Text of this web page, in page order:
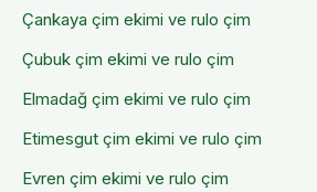
Çankaya çim ekimi ve rulo çim
Çubuk çim ekimi ve rulo çim
Elmadağ çim ekimi ve rulo çim
Etimesgut çim ekimi ve rulo çim
Evren çim ekimi ve rulo çim